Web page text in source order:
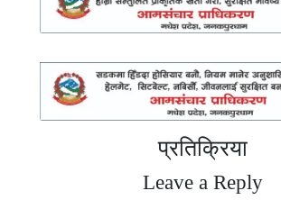
प्रतिक्रिया
Leave a Reply